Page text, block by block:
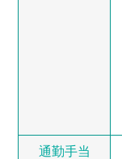
通勤手当